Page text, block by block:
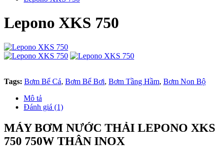
Lepono XKS 750
Tags: Bơm Bể Cá, Bơm Bể Bơi, Bơm Tầng Hầm, Bơm Non Bộ
Mô tả
Đánh giá (1)
MÁY BƠM NƯỚC THẢI LEPONO XKS
750 750W THÂN INOX